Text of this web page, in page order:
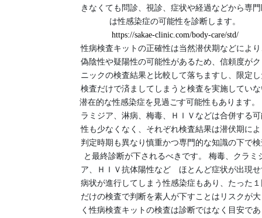
きなくても問診、視診、症状や経過などから専
は性感染症の可能性を診断します。
https://sakae-clinic.com/body-care/std/
性病検査キットの正確性は当然潜伏期などによ
偽陰性や疑陽性の可能性があるため、信頼度が
ニックの検査結果と比較して落ちますし、限定
検査だけで済ましてしまうと検査を実施してい
潜在的な性感染症を見過ごす可能性もあります。
ラミジア、淋病、梅毒、ＨＩＶなどは合併する
性も少なくなく、それぞれ検査結果は潜伏期に
判定時期も異なり慎重かつ専門的な知識の下で
と最終診断が下されるべきです。 梅毒、クラミ
ア、ＨＩＶ抗体陽性など ほとんど症状が出現せ
病状が進行してしまう性感染症もあり、たった
だけの検査で判断を素人が下すことはリスクが
く性病検査キットの検査は診断ではなく目安で